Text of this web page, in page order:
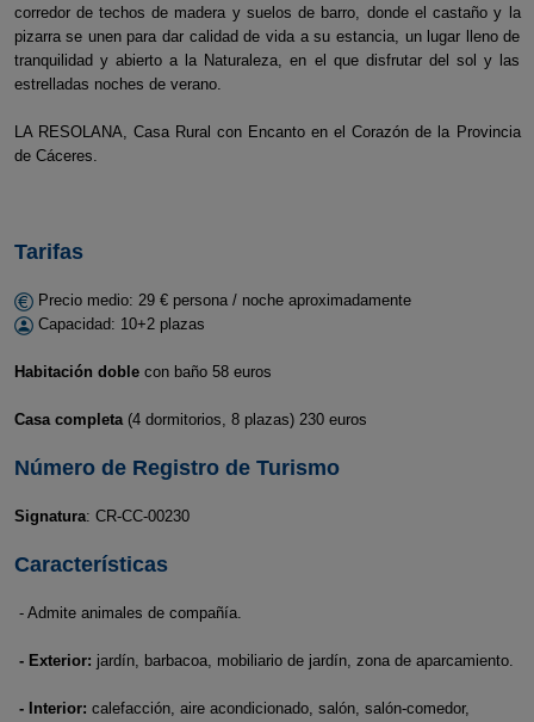
corredor de techos de madera y suelos de barro, donde el castaño y la
pizarra se unen para dar calidad de vida a su estancia, un lugar lleno de
tranquilidad y abierto a la Naturaleza, en el que disfrutar del sol y las
estrelladas noches de verano.
LA RESOLANA, Casa Rural con Encanto en el Corazón de la Provincia
de Cáceres.
Tarifas
Precio medio: 29 € persona / noche aproximadamente
Capacidad: 10+2 plazas
Habitación doblecon baño 58 euros
Casa completa(4 dormitorios, 8 plazas) 230 euros
Número de Registro de Turismo
Signatura: CR-CC-00230
Características
- Admite animales de compañía.
- Exterior: jardín, barbacoa, mobiliario de jardín, zona de aparcamiento.
- Interior: calefacción, aire acondicionado, salón, salón-comedor,